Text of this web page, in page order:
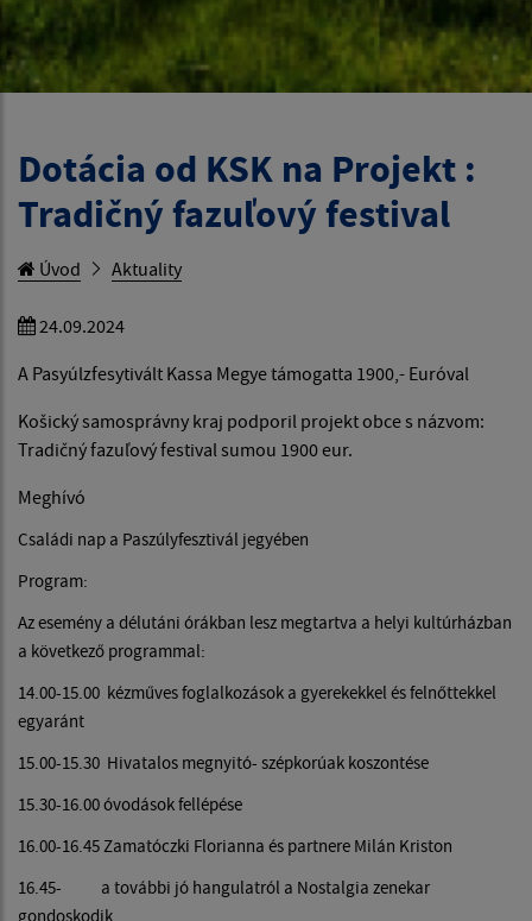
Dotácia od KSK na Projekt :
Tradičný fazuľový festival
Úvod Aktuality
24.09.2024
A Pasyúlzfesytivált Kassa Megye támogatta 1900,- Euróval
Košický samosprávny kraj podporil projekt obce s názvom:
Tradičný fazuľový festival sumou 1900 eur.
Meghívó
Családi nap a Paszúlyfesztivál jegyében
Program:
Az esemény a délutáni órákban lesz megtartva a helyi kultúrházban
a következő programmal:
14.00-15.00 kézműves foglalkozások a gyerekekkel és felnőttekkel
egyaránt
15.00-15.30 Hivatalos megnyitó- szépkorúak koszontése
15.30-16.00 óvodások fellépése
16.00-16.45 Zamatóczki Florianna és partnere Milán Kriston
16.45- a további jó hangulatról a Nostalgia zenekar
gondoskodik